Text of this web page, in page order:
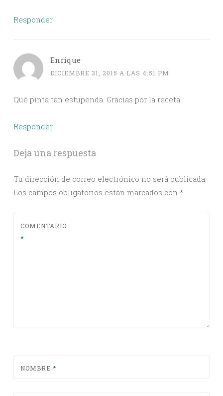
Responder
Enrique
DICIEMBRE 31, 2015 A LAS 4:51 PM
Qué pinta tan estupenda. Gracias por la receta
Responder
Deja una respuesta
Tu dirección de correo electrónico no será publicada.
Los campos obligatorios están marcados con *
COMENTARIO
*
NOMBRE *